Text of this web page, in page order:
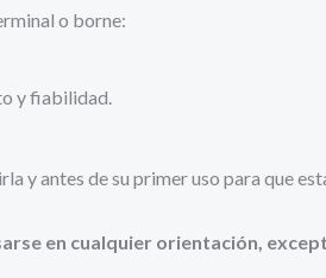
o borne:
y fiabilidad.
y antes de su primer uso para que
en cualquier orientación,